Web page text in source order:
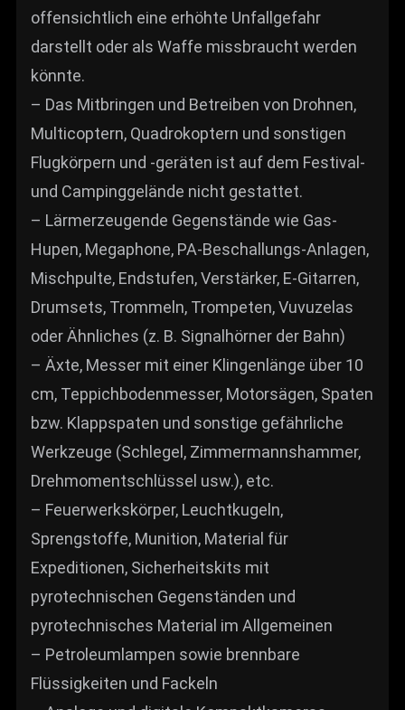
offensichtlich eine erhöhte Unfallgefahr
darstellt oder als Waffe missbraucht werden
könnte.
– Das Mitbringen und Betreiben von Drohnen,
Multicoptern, Quadrokoptern und sonstigen
Flugkörpern und -geräten ist auf dem Festival-
und Campinggelände nicht gestattet.
– Lärmerzeugende Gegenstände wie Gas-
Hupen, Megaphone, PA-Beschallungs-Anlagen,
Mischpulte, Endstufen, Verstärker, E-Gitarren,
Drumsets, Trommeln, Trompeten, Vuvuzelas
oder Ähnliches (z. B. Signalhörner der Bahn)
– Äxte, Messer mit einer Klingenlänge über 10
cm, Teppichbodenmesser, Motorsägen, Spaten
bzw. Klappspaten und sonstige gefährliche
Werkzeuge (Schlegel, Zimmermannshammer,
Drehmomentschlüssel usw.), etc.
– Feuerwerkskörper, Leuchtkugeln,
Sprengstoffe, Munition, Material für
Expeditionen, Sicherheitskits mit
pyrotechnischen Gegenständen und
pyrotechnisches Material im Allgemeinen
– Petroleumlampen sowie brennbare
Flüssigkeiten und Fackeln